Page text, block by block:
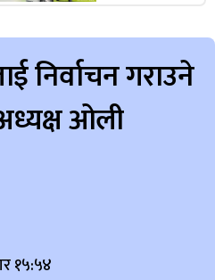
निर्वाचन गराउने
ओली
१५:५४